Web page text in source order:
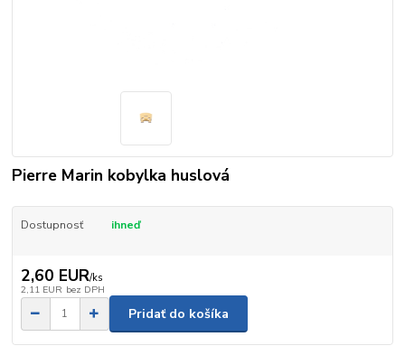
Pierre Marin kobylka huslová
Dostupnosť ihneď
2,60 EUR/ks
2,11 EUR bez DPH
Pridať do košíka